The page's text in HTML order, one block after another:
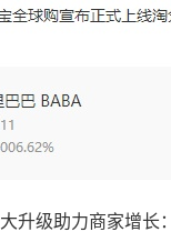
升级助力商家增长